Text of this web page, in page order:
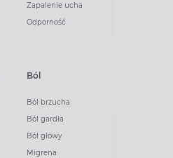
Zapalenie ucha
Odporność
Ból
Ból brzucha
Ból gardła
Ból głowy
Migrena